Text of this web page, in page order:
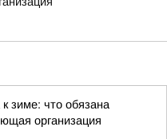
зиме: что обязана
организация